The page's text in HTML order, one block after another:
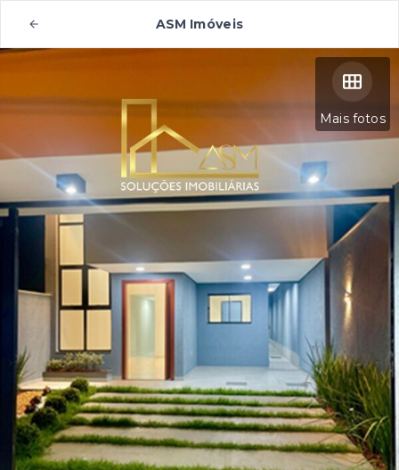
ASM Imóveis
Mais fotos